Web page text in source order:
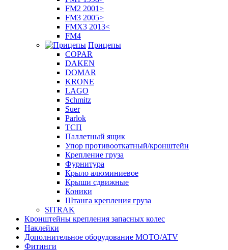
FM2 2001>
FM3 2005>
FMX3 2013<
FM4
Прицепы
COPAR
DAKEN
DOMAR
KRONE
LAGO
Schmitz
Suer
Parlok
ТСП
Паллетный ящик
Упор противооткатный/кронштейн
Крепление груза
Фурнитура
Крыло алюминиевое
Крыши сдвижные
Коники
Штанга крепления груза
SITRAK
Кронштейны крепления запасных колес
Наклейки
Дополнительное оборудование MOTO/ATV
Фитинги